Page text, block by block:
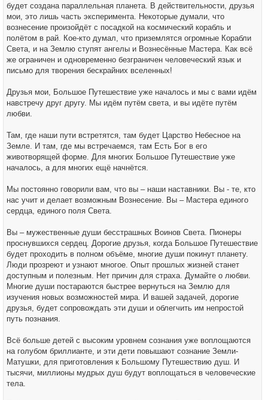
будет создана параллельная планета. В действительности, друзья
мои, это лишь часть эксперимента. Некоторые думали, что
вознесение произойдёт с посадкой на космический корабль и
полётом в рай. Кое-кто думал, что приземлятся огромные Корабли
Света, и на Землю ступят ангелы и Вознесённые Мастера. Как всё
же ограничен и одновременно безграничен человеческий язык и
письмо для творения бескрайних вселенных!
Друзья мои, Большое Путешествие уже началось и мы с вами идём
навстречу друг другу. Мы идём путём света, и вы идёте путём
любви.
Там, где наши пути встретятся, там будет Царство Небесное на
Земле. И там, где мы встречаемся, там Есть Бог в его
животворящей форме. Для многих Большое Путешествие уже
началось, а для многих ещё начнётся.
Мы постоянно говорили вам, что вы – наши наставники. Вы - те, кто
нас учит и делает возможным Вознесение. Вы – Мастера единого
сердца, единого поля Света.
Вы – мужественные души бесстрашных Воинов Света. Пионеры
проснувшихся сердец. Дорогие друзья, когда Большое Путешествие
будет проходить в полном объёме, многие души покинут планету.
Люди прозреют и узнают многое. Опыт прошлых жизней станет
доступным и полезным. Нет причин для страха. Думайте о любви.
Многие души постараются быстрее вернуться на Землю для
изучения новых возможностей мира. И вашей задачей, дорогие
друзья, будет сопровождать эти души и облегчить им непростой
путь познания.
Всё больше детей с высоким уровнем сознания уже воплощаются
на голубом бриллианте, и эти дети повышают сознание Земли-
Матушки, для приготовления к Большому Путешествию душ. И
тысячи, миллионы мудрых душ будут воплощаться в человеческие
тела.